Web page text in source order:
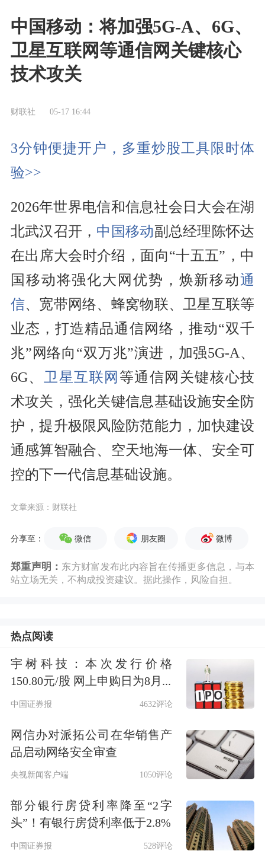
中国移动：将加强5G-A、6G、
卫星互联网等通信网关键核心
技术攻关
财联社 05-17 16:44
3分钟便捷开户，多重炒股工具限时体
验>>
2026年世界电信和信息社会日大会在湖
北武汉召开， 中国移动副总经理陈怀达
在出席大会时介绍，面向“十五五”，中
国移动将强化大网优势，焕新移动通
信、宽带网络、蜂窝物联、卫星互联等
业态，打造精品通信网络，推动“双千
兆”网络向“双万兆”演进，加强5G-A、
6G、 卫星互联网 等通信网关键核心技
术攻关，强化关键信息基础设施安全防
护，提升极限风险防范能力，加快建设
通感算智融合、空天地海一体、安全可
控的下一代信息基础设施。
文章来源：财联社
分享至： 微信 朋友圈 微博
郑重声明： 东方财富发布此内容旨在传播更多信息，与本
站立场无关，不构成投资建议。据此操作，风险自担。
热点阅读
宇树科技：本次发行价格
150.80元/股 网上申购日为8月...
中国证券报 4632评论
网信办对派拓公司在华销售产
品启动网络安全审查
央视新闻客户端 1050评论
部分银行房贷利率降至“2字
头”！有银行房贷利率低于2.8%
中国证券报 528评论